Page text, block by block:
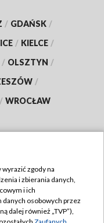
/ GDAŃSK /
/ KIELCE /
/ OLSZTYN /
/
/ WROCŁAW
zgody na
i zbierania danych,
i ich
osobowych przez
dalej również „TVP”),